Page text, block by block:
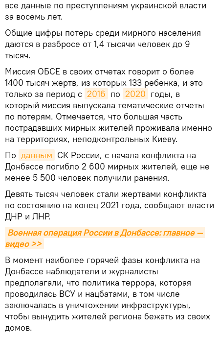
все данные по преступлениям украинской власти
за восемь лет.
Общие цифры потерь среди мирного населения
даются в разбросе от 1,4 тысячи человек до 9
тысяч.
Миссия ОБСЕ в своих отчетах говорит о более
1400 тысяч жертв, из которых 133 ребенка, и это
только за период с 2016 по 2020 годы, в
который миссия выпускала тематические отчеты
по потерям. Отмечается, что большая часть
пострадавших мирных жителей проживала именно
на территориях, неподконтрольных Киеву.
По данным СК России, с начала конфликта на
Донбассе погибло 2 600 мирных жителей, еще не
менее 5 500 человек получили ранения.
Девять тысяч человек стали жертвами конфликта
по состоянию на конец 2021 года, сообщают власти
ДНР и ЛНР.
Военная операция России в Донбассе: главное —
видео >>
В момент наиболее горячей фазы конфликта на
Донбассе наблюдатели и журналисты
предполагали, что политика террора, которая
проводилась ВСУ и нацбатами, в том числе
заключалась в уничтожении инфраструктуры,
чтобы вынудить жителей региона бежать из своих
домов.